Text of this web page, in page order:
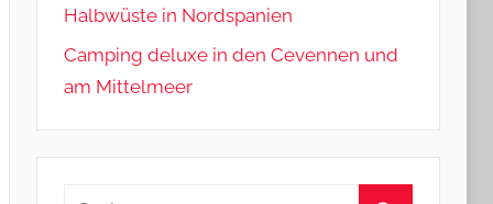
Halbwüste in Nordspanien
Camping deluxe in den Cevennen und
am Mittelmeer
Suchen